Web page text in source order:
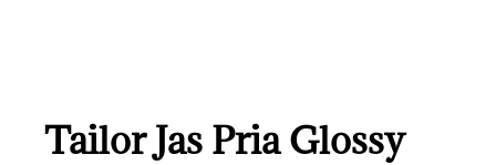
Tailor Jas Pria Glossy